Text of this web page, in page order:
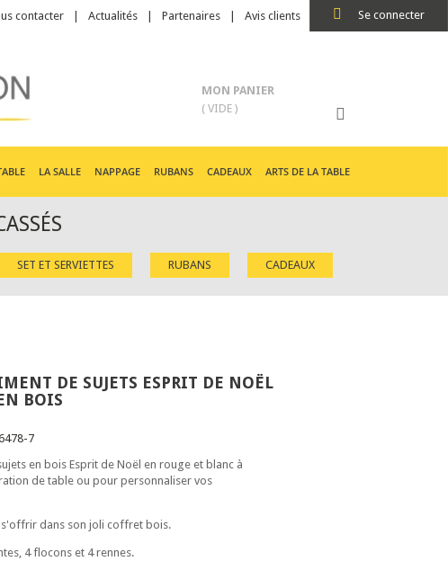
Se connecter
contacter Actualités Partenaires Avis clients
MON PANIER
( VIDE )
LA SALLE NAPPAGE RUBANS CADEAUX ARTS DE LA TABLE
SET ET SERVIETTES RUBANS CADEAUX
DE SUJETS ESPRIT DE NOËL
BOIS
7
en bois Esprit de Noël en rouge et blanc à
de table ou pour personnaliser vos
dans son joli coffret bois.
4 flocons et 4 rennes.